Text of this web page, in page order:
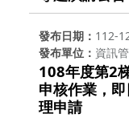
發布日期 112-
發布單位
資訊
108年度第2
申核作業，
理申請